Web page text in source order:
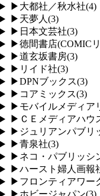
▶ 大都社／秋水社(4)
▶ 天夢人 (3)
▶ 日本文芸社(3)
▶徳間書店(COMIC
▶道玄坂書房(3)
▶ リイド社(3)
▶DPNブックス(3)
▶ コアミックス(3)
▶ モバイルメディア
▶ ＣＥメディアハウ
▶ ジュリアンパブリ
▶青泉社(3)
▶ ネコ・パブリッシ
▶ハースト婦人画報
▶ フロンティアワー